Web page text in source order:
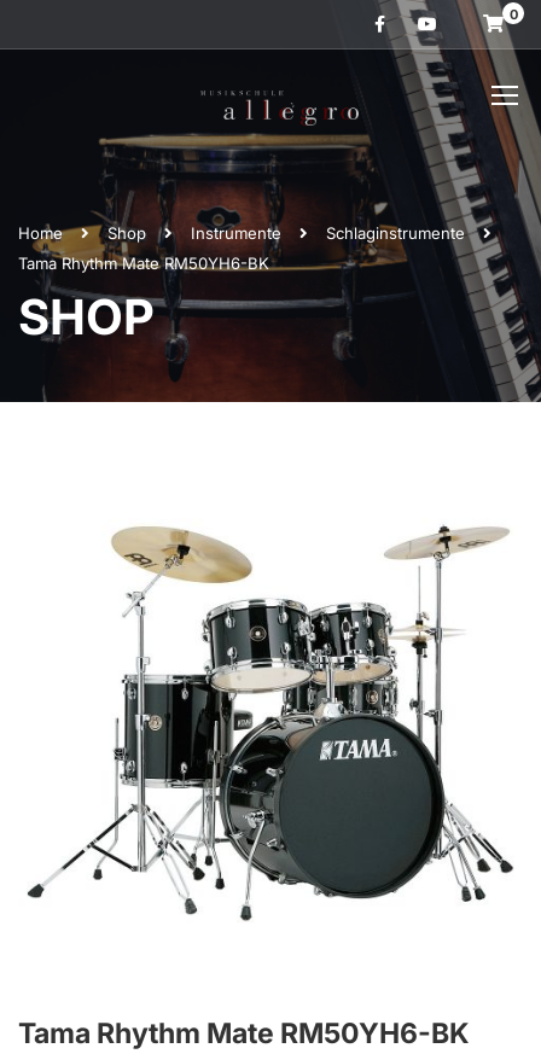
0
Home Shop Instrumente
Schlaginstrumente
Tama Rhythm Mate RM50YH6-BK
SHOP
Tama Rhythm Mate RM50YH6-BK